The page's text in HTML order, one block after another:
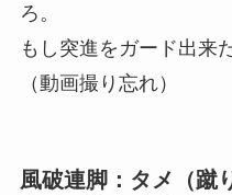
ろ。
もし突進をガード出来
（動画撮り忘れ）
風破連脚：タメ（蹴